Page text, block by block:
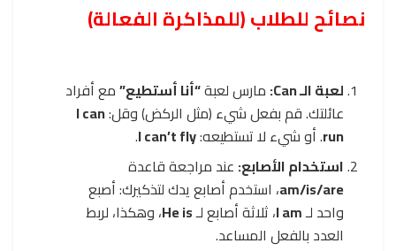
نصائح للطلاب (للمذاكرة الفعالة)
لعبة الـ Can: مارس لعبة“أنا أستطيع”مع أفراد
عائلتك. قم بفعل شيء (مثل الركض) وقل:I can
run. أو شيء لا تستطيعه:I can’t fly
.
استخدام الأصابع: عند مراجعة قاعدة
am/is/are، استخدم أصابع يدك لتذكيرك: أصبع
واحد لـI am، ثلاثة أصابع لـHe is، وهكذا، لربط
العدد بالفعل المساعد.